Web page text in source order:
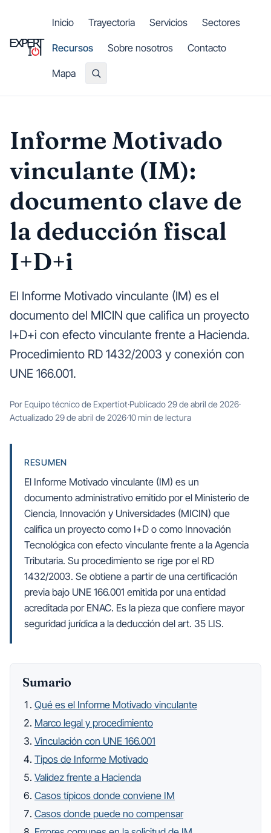
Inicio
Trayectoria Servicios Sectores
Recursos Sobre nosotros Contacto
Mapa
Informe Motivado
vinculante (IM):
documento clave de
la deducción fiscal
I+D+i
El Informe Motivado vinculante (IM) es el
documento del MICIN que califica un proyecto
I+D+i con efecto vinculante frente a Hacienda.
Procedimiento RD 1432/2003 y conexión con
UNE 166.001.
Por Equipo técnico de Expertiot·Publicado 29 de abril de 2026·
Actualizado 29 de abril de 2026·10 min de lectura
RESUMEN
El Informe Motivado vinculante (IM) es un
documento administrativo emitido por el Ministerio de
Ciencia, Innovación y Universidades (MICIN) que
califica un proyecto como I+D o como Innovación
Tecnológica con efecto vinculante frente a la Agencia
Tributaria. Su procedimiento se rige por el RD
1432/2003. Se obtiene a partir de una certificación
previa bajo UNE 166.001 emitida por una entidad
acreditada por ENAC. Es la pieza que confiere mayor
Sumario
Qué es el Informe Motivado vinculante
Marco legal y procedimiento
Vinculación con UNE 166.001
Tipos de Informe Motivado
Validez frente a Hacienda
Casos típicos donde conviene IM
Casos donde puede no compensar